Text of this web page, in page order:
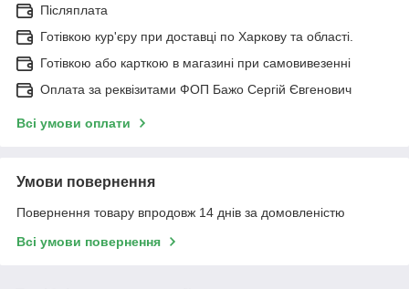
Післяплата
Готівкою кур'єру при доставці по Харкову та області.
Готівкою або карткою в магазині при самовивезенні
Оплата за реквізитами ФОП Бажо Сергій Євгенович
Всі умови оплати
Умови повернення
Повернення товару впродовж 14 днів за домовленістю
Всі умови повернення